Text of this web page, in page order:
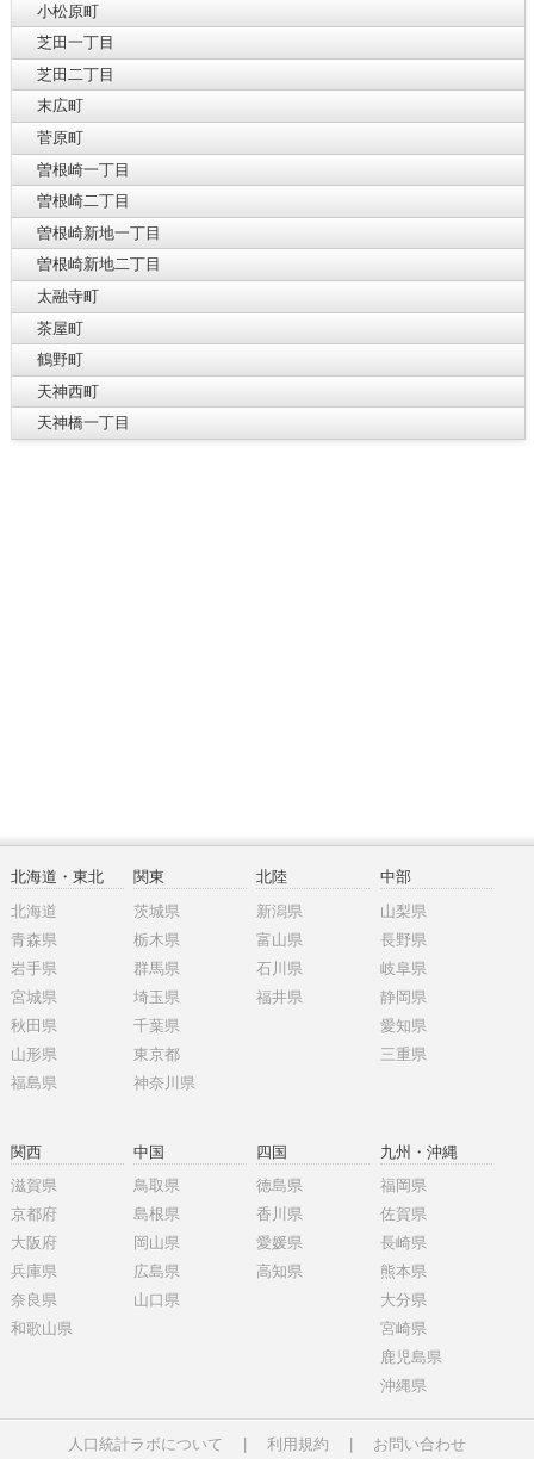
小松原町
芝田一丁目
芝田二丁目
末広町
菅原町
曽根崎一丁目
曽根崎二丁目
曽根崎新地一丁目
曽根崎新地二丁目
太融寺町
茶屋町
鶴野町
天神西町
天神橋一丁目
北海道・東北
北海道
青森県
岩手県
宮城県
秋田県
山形県
福島県
関東
茨城県
栃木県
群馬県
埼玉県
千葉県
東京都
神奈川県
北陸
新潟県
富山県
石川県
福井県
中部
山梨県
長野県
岐阜県
静岡県
愛知県
三重県
関西
滋賀県
京都府
大阪府
兵庫県
奈良県
和歌山県
中国
鳥取県
島根県
岡山県
広島県
山口県
四国
徳島県
香川県
愛媛県
高知県
九州・沖縄
福岡県
佐賀県
長崎県
熊本県
大分県
宮崎県
鹿児島県
沖縄県
人口統計ラボについて 利用規約 お問い合わせ